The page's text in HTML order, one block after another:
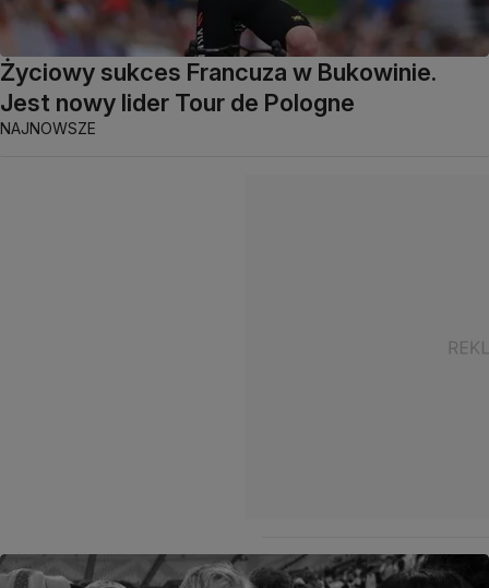
Życiowy sukces Francuza w Bukowinie.
Jest nowy lider Tour de Pologne
NAJNOWSZE